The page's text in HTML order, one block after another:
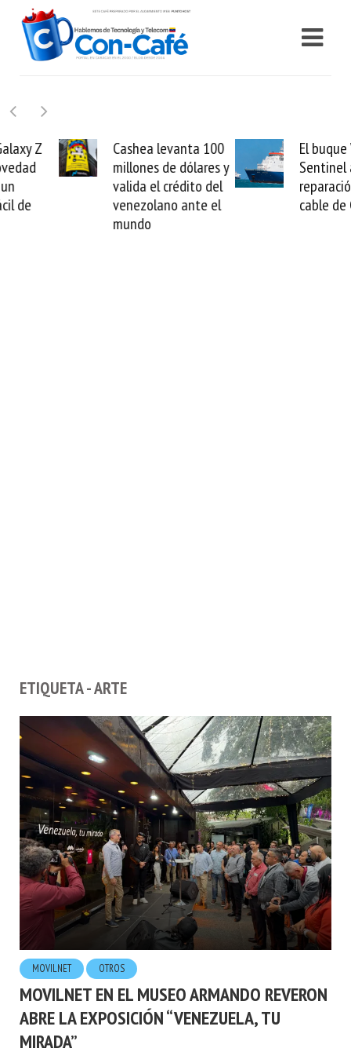
Cashea levanta 100
millones de dólares y
valida el crédito del
venezolano ante el
El buque Wave
Sentinel arranca la
reparación del
cable de Cirion
ETIQUETA - ARTE
MOVILNET OTROS
MOVILNET EN EL MUSEO ARMANDO REVERON
ABRE LA EXPOSICIÓN “VENEZUELA, TU
MIRADA”